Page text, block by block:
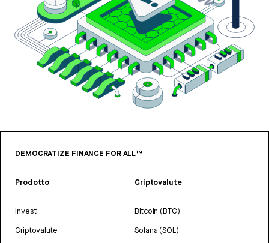
DEMOCRATIZE FINANCE FOR ALL™
Prodotto
Investi
Criptovalute
Criptovalute
Bitcoin (BTC)
Solana (SOL)